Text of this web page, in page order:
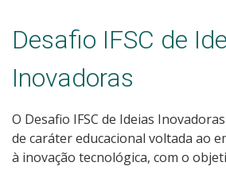
Desafio IFSC de
Inovadoras
O Desafio IFSC de Ideias
de caráter educacional voltada ao
à inovação tecnológica, com o